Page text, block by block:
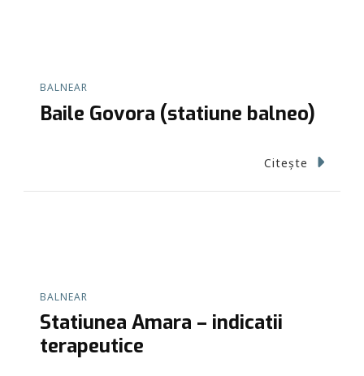
BALNEAR
Baile Govora (statiune balneo)
Citește
BALNEAR
Statiunea Amara – indicatii
terapeutice